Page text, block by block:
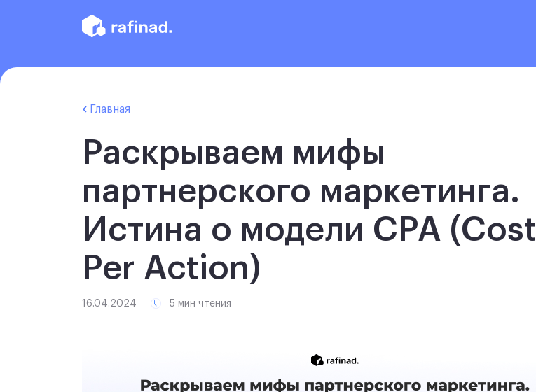
Главная
Раскрываем мифы
партнерского маркетинга.
Истина о модели CPA (Cost
Per Action)
16.04.2024 5 мин чтения